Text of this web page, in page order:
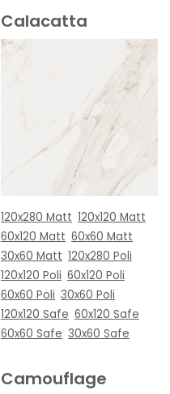
Calacatta
120x280 Matt 120x120 Matt
60x120 Matt 60x60 Matt
30x60 Matt 120x280 Poli
120x120 Poli 60x120 Poli
60x60 Poli 30x60 Poli
120x120 Safe 60x120 Safe
60x60 Safe 30x60 Safe
Camouflage